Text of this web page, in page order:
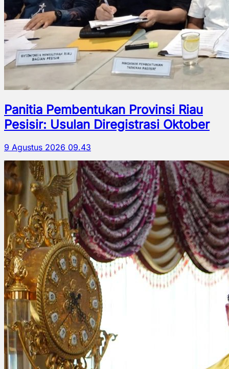
Panitia Pembentukan Provinsi Riau
Pesisir: Usulan Diregistrasi Oktober
9 Agustus 2026 09.43